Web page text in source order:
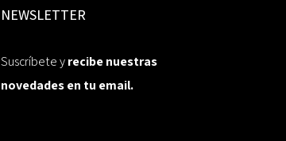
NEWSLETTER
Suscríbete yrecibe nuestras
novedades en tu email.